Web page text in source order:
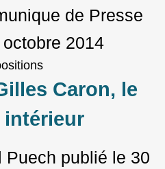
de Presse
octobre 2014
Caron, le
Puech publié le 30